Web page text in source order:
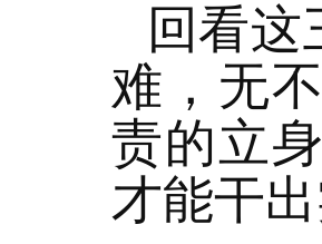
回看
难，无
责的立
才能干